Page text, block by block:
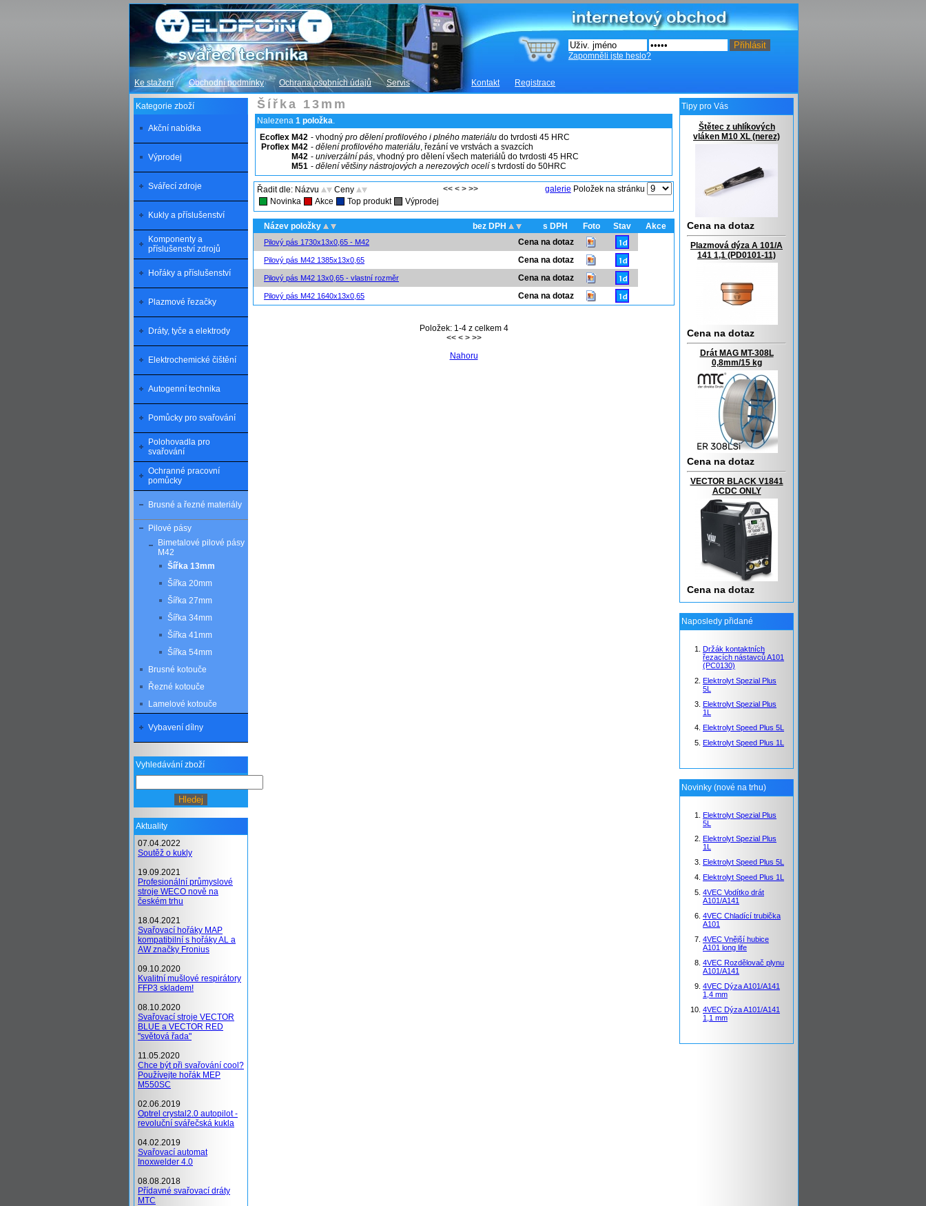
Šířka 13mm
Zapomněli jste heslo?
Ke stažení Obchodní podmínky Ochrana osobních údajů Servis Kontakt Registrace
Nalezena 1 položka.
Ecoflex M42
Proflex M42
M42
M51
- vhodný pro dělení profilového i plného materiálu do tvrdosti 45 HRC
- dělení profilového materiálu, řezání ve vrstvách a svazcích
- univerzální pás, vhodný pro dělení všech materiálů do tvrdosti 45 HRC
- dělení většiny nástrojových a nerezových ocelí s tvrdostí do 50HRC
Řadit dle: Názvu Ceny << < > >> galerie Položek na stránku
Novinka
Akce Top produkt Výprodej
Název položky bez DPH s DPH Foto Stav Akce
Pilový pás 1730x13x0,65 - M42 Cena na dotaz
Pilový pás M42 1385x13x0,65 Cena na dotaz
Pilový pás M42 13x0,65 - vlastní rozměr Cena na dotaz
Pilový pás M42 1640x13x0,65 Cena na dotaz
Položek: 1-4 z celkem 4
<< < > >>
Nahoru
Kategorie zboží
Akční nabídka
Výprodej
Svářecí zdroje
Kukly a příslušenství
Komponenty a
příslušenství zdrojů
Hořáky a příslušenství
Plazmové řezačky
Dráty, tyče a elektrody
Elektrochemické čištění
Autogenní technika
Pomůcky pro svařování
Polohovadla pro
svařování
Ochranné pracovní
pomůcky
Brusné a řezné materiály
Pilové pásy
Bimetalové pilové pásy
M42
Šířka 13mm
Šířka 20mm
Šířka 27mm
Šířka 34mm
Šířka 41mm
Šířka 54mm
Brusné kotouče
Řezné kotouče
Lamelové kotouče
Vybavení dílny
Vyhledávání zboží
Aktuality
07.04.2022
Soutěž o kukly
19.09.2021
Profesionální průmyslové
stroje WECO nově na
českém trhu
18.04.2021
Svařovací hořáky MAP
kompatibilní s hořáky AL a
AW značky Fronius
09.10.2020
Kvalitní mušlové respirátory
FFP3 skladem!
08.10.2020
Svařovací stroje VECTOR
BLUE a VECTOR RED
"světová řada"
11.05.2020
Chce být při svařování cool?
Používejte hořák MEP
M550SC
02.06.2019
Optrel crystal2.0 autopilot -
revoluční svářečská kukla
04.02.2019
Svařovací automat
Inoxwelder 4.0
08.08.2018
Přídavné svařovací dráty
MTC
Tipy pro Vás
Štětec z uhlíkových
vláken M10 XL (nerez)
Cena na dotaz
Plazmová dýza A 101/A
141 1,1 (PD0101-11)
Cena na dotaz
Drát MAG MT-308L
0,8mm/15 kg
Cena na dotaz
VECTOR BLACK V1841
ACDC ONLY
Cena na dotaz
Naposledy přidané
Držák kontaktních
řezacích nástavců A101
(PC0130)
Elektrolyt Spezial Plus
5L
Elektrolyt Spezial Plus
1L
Elektrolyt Speed Plus 5L
Elektrolyt Speed Plus 1L
Novinky (nové na trhu)
Elektrolyt Spezial Plus
5L
Elektrolyt Spezial Plus
1L
Elektrolyt Speed Plus 5L
Elektrolyt Speed Plus 1L
4VEC Vodítko drát
A101/A141
4VEC Chladící trubička
A101
4VEC Vnější hubice
A101 long life
4VEC Rozdělovač plynu
A101/A141
4VEC Dýza A101/A141
1,4 mm
4VEC Dýza A101/A141
1,1 mm